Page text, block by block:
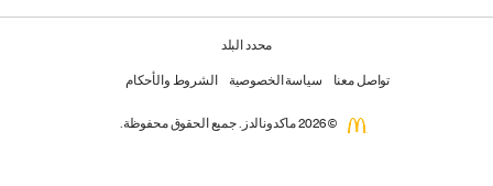
محدد البلد
تواصل معنا سياسة الخصوصية الشروط والأحكام
© 2026 ماكدونالدز. جميع الحقوق محفوظة.